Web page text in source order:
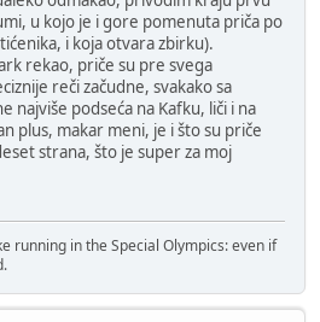
u kojo je i gore pomenuta priča po
i koja otvara zbirku).
rekao, priče su pre svega
reči začudne, svakako sa
najviše podseća na Kafku, liči i na
plus, makar meni, je i što su priče
strana, što je super za moj
running in the Special Olympics: even if